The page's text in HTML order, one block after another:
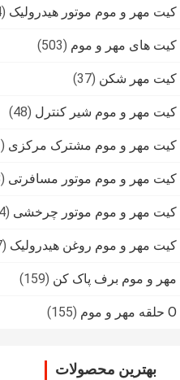
کیت مهر و موم موتور هیدرولیک (34)
کیت های مهر و موم (503)
کیت مهر شکن (37)
کیت مهر و موم شیر کنترل (48)
کیت مهر و موم مشترک مرکزی (33)
کیت مهر و موم موتور مسافرتی (18)
کیت مهر و موم موتور چرخشی (14)
کیت مهر و موم روغن هیدرولیک (257)
مهر و موم برف پاک کن (159)
O حلقه مهر و موم (155)
بهترین محصولات